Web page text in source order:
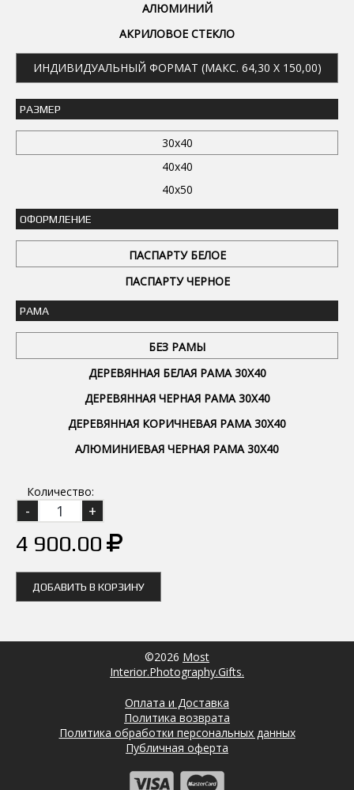
АЛЮМИНИЙ
АКРИЛОВОЕ СТЕКЛО
ИНДИВИДУАЛЬНЫЙ ФОРМАТ (МАКС. 64,30 X 150,00)
РАЗМЕР
30x40
40x40
40x50
ОФОРМЛЕНИЕ
ПАСПАРТУ БЕЛОЕ
ПАСПАРТУ ЧЕРНОЕ
РАМА
БЕЗ РАМЫ
ДЕРЕВЯННАЯ БЕЛАЯ РАМА 30Х40
ДЕРЕВЯННАЯ ЧЕРНАЯ РАМА 30Х40
ДЕРЕВЯННАЯ КОРИЧНЕВАЯ РАМА 30Х40
АЛЮМИНИЕВАЯ ЧЕРНАЯ РАМА 30Х40
Количество:
4 900.00
ДОБАВИТЬ В КОРЗИНУ
©2026 Most
Interior.Photography.Gifts.
Оплата и Доставка
Политика возврата
Политика обработки персональных данных
Публичная оферта